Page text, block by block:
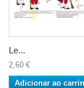
Le...
2,60 €
Adicionar ao